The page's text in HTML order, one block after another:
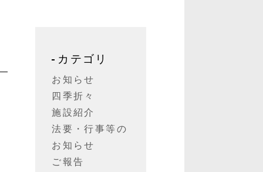
カテゴリ
お知らせ
四季折々
施設紹介
法要・行事等の
お知らせ
ご報告